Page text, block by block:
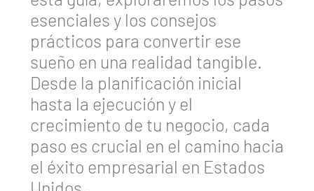
esenciales y los consejos
prácticos para convertir ese
sueño en una realidad tangible.
Desde la planificación inicial
hasta la ejecución y el
crecimiento de tu negocio, cada
paso es crucial en el camino hacia
el éxito empresarial en Estados